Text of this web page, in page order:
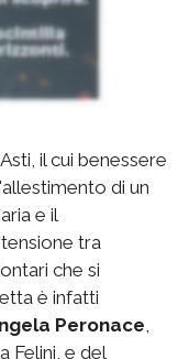
il cui benessere
di un
e il
tra
che si
è infatti
Peronace,
Felini, e del